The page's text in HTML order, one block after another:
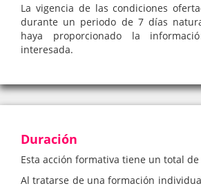
La vigencia de las condiciones
durante un periodo de 7 días
haya proporcionado la
interesada.
Duración
Esta acción formativa tiene un total
Al tratarse de una formación